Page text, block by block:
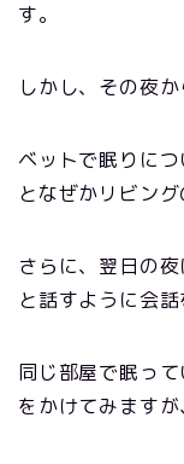
す。
しかし、その夜
ベットで眠りに
となぜかリビング
さらに、翌日の
と話すように会話
同じ部屋で眠っ
をかけてみますが